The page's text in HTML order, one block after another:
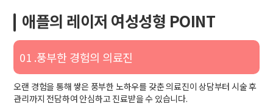
애플의 레이저 여성성형 POINT
01 .풍부한 경험의 의료진
오랜 경험을 통해 쌓은 풍부한 노하우를 갖춘 의료진이 상담부터 시술 후
관리까지 전담하여 안심하고 진료받을 수 있습니다.